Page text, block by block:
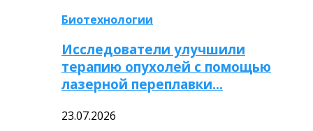
Биотехнологии
Исследователи улучшили
терапию опухолей с помощью
лазерной переплавки…
23.07.2026